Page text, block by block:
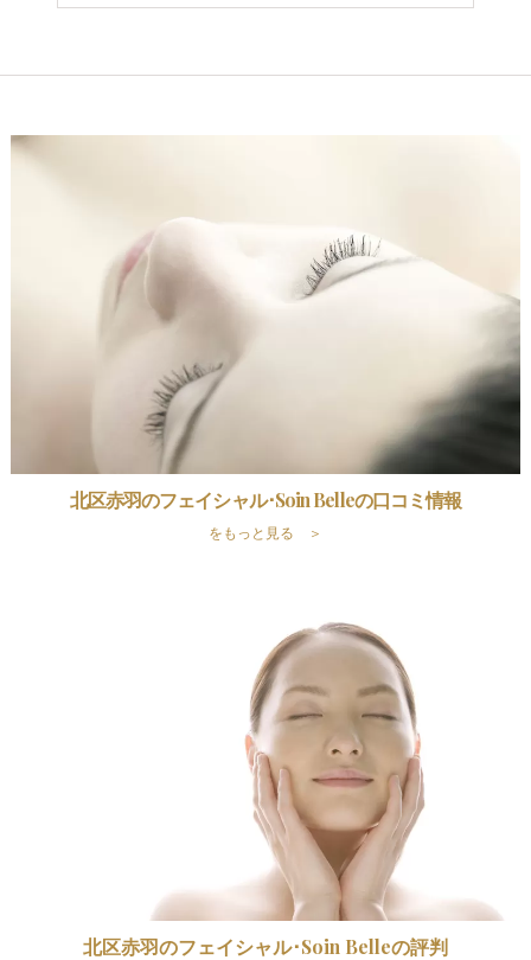
北区赤羽のフェイシャル･Soin Belleの口コミ情報
をもっと見る ＞
北区赤羽のフェイシャル･Soin Belleの評判